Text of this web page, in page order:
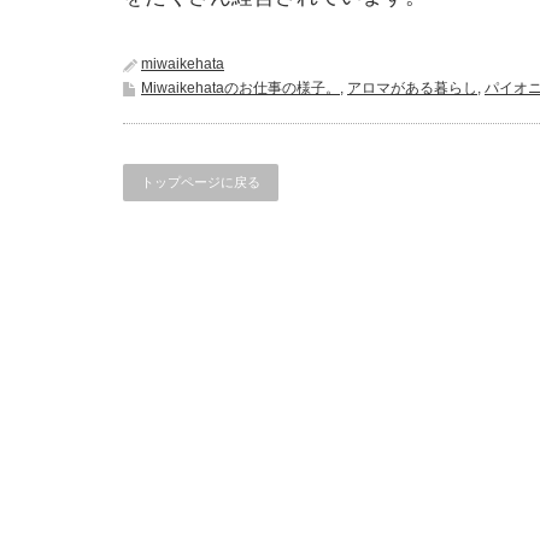
miwaikehata
Miwaikehataのお仕事の様子。 , アロマがある暮らし , パイオ
トップページに戻る